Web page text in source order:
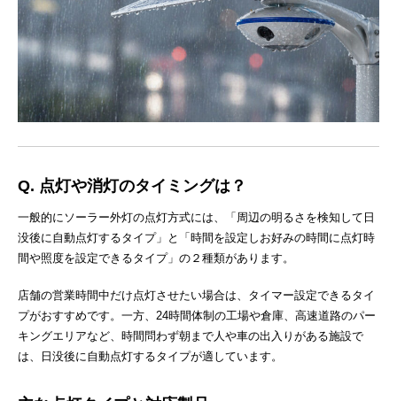
Q. 点灯や消灯のタイミングは？
一般的にソーラー外灯の点灯方式には、「周辺の明るさを検知して日
没後に自動点灯するタイプ」と「時間を設定しお好みの時間に点灯時
間や照度を設定できるタイプ」の２種類があります。
店舗の営業時間中だけ点灯させたい場合は、タイマー設定できるタイ
プがおすすめです。一方、24時間体制の工場や倉庫、高速道路のパー
キングエリアなど、時間問わず朝まで人や車の出入りがある施設で
は、日没後に自動点灯するタイプが適しています。